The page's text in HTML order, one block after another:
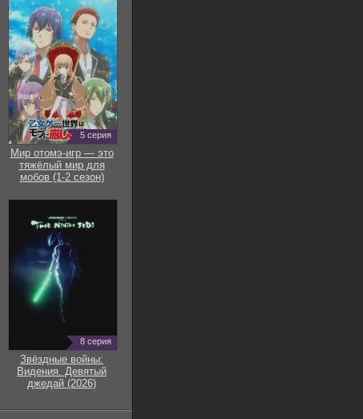
5 серия
Мир отомэ-игр — это
тяжёлый мир для
мобов (1-2 сезон)
8 серия
Звёздные войны:
Видения. Девятый
джедай (2026)